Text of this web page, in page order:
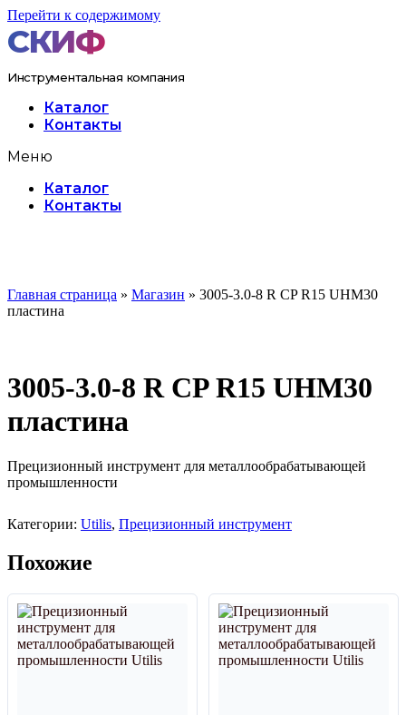
Перейти к содержимому
Инструментальная компания
Каталог
Контакты
Меню
Каталог
Контакты
Главная страница » Магазин » 3005-3.0-8 R CP R15 UHM30
пластина
3005-3.0-8 R CP R15 UHM30
пластина
Прецизионный инструмент для металлообрабатывающей
промышленности
Категории: Utilis, Прецизионный инструмент
Похожие